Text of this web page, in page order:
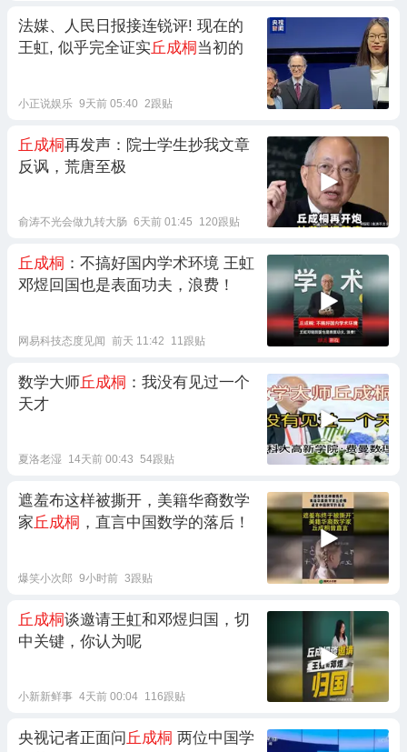
法媒、人民日报接连锐评! 现在的
王虹, 似乎完全证实丘成桐 当初的
小正说娱乐 9天前 05:40 2跟贴
丘成桐再发声：院士学生抄我文章
反讽，荒唐至极
俞涛不光会做九转大肠 6天前 01:45 120跟贴
丘成桐 ：不搞好国内学术环境 王虹
邓煜回国也是表面功夫，浪费！
网易科技态度见闻 前天 11:42 11跟贴
数学大师丘成桐 ：我没有见过一个
天才
夏洛老湿 14天前 00:43 54跟贴
遮羞布这样被撕开，美籍华裔数学
家 丘成桐 ，直言中国数学的落后！
爆笑小次郎 9小时前 3跟贴
丘成桐谈邀请王虹和邓煜归国，切
中关键，你认为呢
小新新鲜事 4天前 00:04 116跟贴
央视记者正面问 丘成桐 两位中国学